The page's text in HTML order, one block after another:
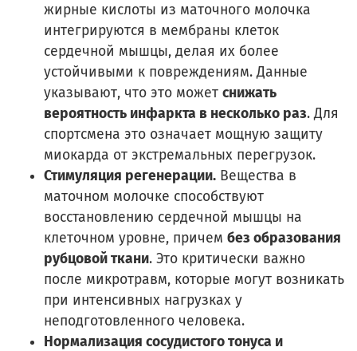
жирные кислоты из маточного молочка
интегрируются в мембраны клеток
сердечной мышцы, делая их более
устойчивыми к повреждениям. Данные
указывают, что это может снижать
вероятность инфаркта в несколько раз. Для
спортсмена это означает мощную защиту
миокарда от экстремальных перегрузок.
Стимуляция регенерации. Вещества в
маточном молочке способствуют
восстановлению сердечной мышцы на
клеточном уровне, причем без образования
рубцовой ткани. Это критически важно
после микротравм, которые могут возникать
при интенсивных нагрузках у
неподготовленного человека.
Нормализация сосудистого тонуса и